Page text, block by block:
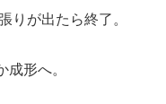
りが出たら終了。
形へ。